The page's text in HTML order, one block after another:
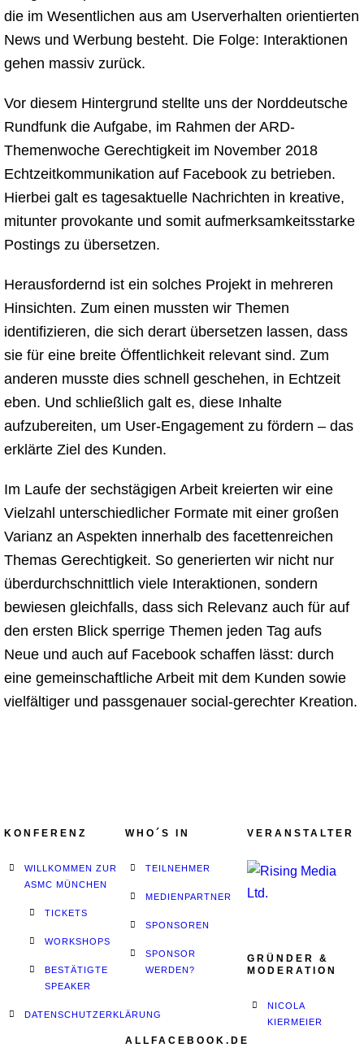
die im Wesentlichen aus am Userverhalten orientierten
News und Werbung besteht. Die Folge: Interaktionen
gehen massiv zurück.
Vor diesem Hintergrund stellte uns der Norddeutsche
Rundfunk die Aufgabe, im Rahmen der ARD-
Themenwoche Gerechtigkeit im November 2018
Echtzeitkommunikation auf Facebook zu betrieben.
Hierbei galt es tagesaktuelle Nachrichten in kreative,
mitunter provokante und somit aufmerksamkeitsstarke
Postings zu übersetzen.
Herausfordernd ist ein solches Projekt in mehreren
Hinsichten. Zum einen mussten wir Themen
identifizieren, die sich derart übersetzen lassen, dass
sie für eine breite Öffentlichkeit relevant sind. Zum
anderen musste dies schnell geschehen, in Echtzeit
eben. Und schließlich galt es, diese Inhalte
aufzubereiten, um User-Engagement zu fördern – das
erklärte Ziel des Kunden.
Im Laufe der sechstägigen Arbeit kreierten wir eine
Vielzahl unterschiedlicher Formate mit einer großen
Varianz an Aspekten innerhalb des facettenreichen
Themas Gerechtigkeit. So generierten wir nicht nur
überdurchschnittlich viele Interaktionen, sondern
bewiesen gleichfalls, dass sich Relevanz auch für auf
den ersten Blick sperrige Themen jeden Tag aufs
Neue und auch auf Facebook schaffen lässt: durch
eine gemeinschaftliche Arbeit mit dem Kunden sowie
vielfältiger und passgenauer social-gerechter Kreation.
KONFERENZ
WILLKOMMEN ZUR
ASMC MÜNCHEN
TICKETS
WORKSHOPS
BESTÄTIGTE
SPEAKER
DATENSCHUTZERKLÄRUNG
WHO´S IN
TEILNEHMER
MEDIENPARTNER
SPONSOREN
SPONSOR
WERDEN?
ALLFACEBOOK.DE
VERANSTALTER
GRÜNDER &
MODERATION
NICOLA
KIERMEIER